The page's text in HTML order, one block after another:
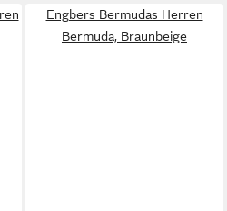
Engbers Bermudas Herren
Bermuda, Braunbeige